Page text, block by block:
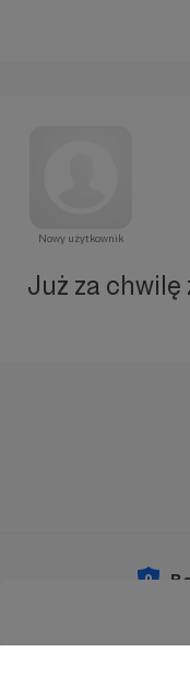
Nowy użytkownik
Już za